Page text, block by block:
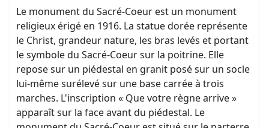
Le monument du Sacré-Coeur est un monument
religieux érigé en 1916. La statue dorée représente
le Christ, grandeur nature, les bras levés et portant
le symbole du Sacré-Coeur sur la poitrine. Elle
repose sur un piédestal en granit posé sur un socle
lui-même surélevé sur une base carrée à trois
marches. L'inscription « Que votre règne arrive »
apparaît sur la face avant du piédestal. Le